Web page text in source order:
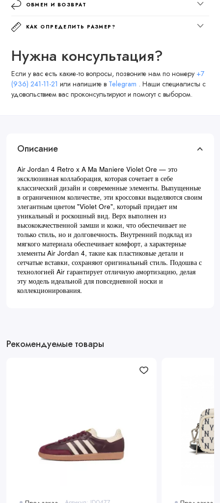
ОБМЕН И ВОЗВРАТ
КАК ОПРЕДЕЛИТЬ РАЗМЕР?
Нужна консультация?
Если у вас есть какие-то вопросы, позвоните нам по номеру +7
(936) 241-11-21 или напишите в Telegram . Наши специалисты с
удовольствием вас проконсультируют и помогут с выбором.
Описание
Air Jordan 4 Retro x A Ma Maniere Violet Ore — это
эксклюзивная коллаборация, которая сочетает в себе
классический дизайн и современные элементы. Выпущенные
в ограниченном количестве, эти кроссовки выделяются своим
элегантным цветом "Violet Ore", который придает им
уникальный и роскошный вид. Верх выполнен из
высококачественной замши и кожи, что обеспечивает не
только стиль, но и долговечность. Внутренний подклад из
мягкого материала обеспечивает комфорт, а характерные
элементы Air Jordan 4, такие как пластиковые детали и
сетчатые вставки, сохраняют оригинальный стиль. Подошва с
технологией Air гарантирует отличную амортизацию, делая
эту модель идеальной для повседневной носки и
коллекционирования.
Рекомендуемые товары